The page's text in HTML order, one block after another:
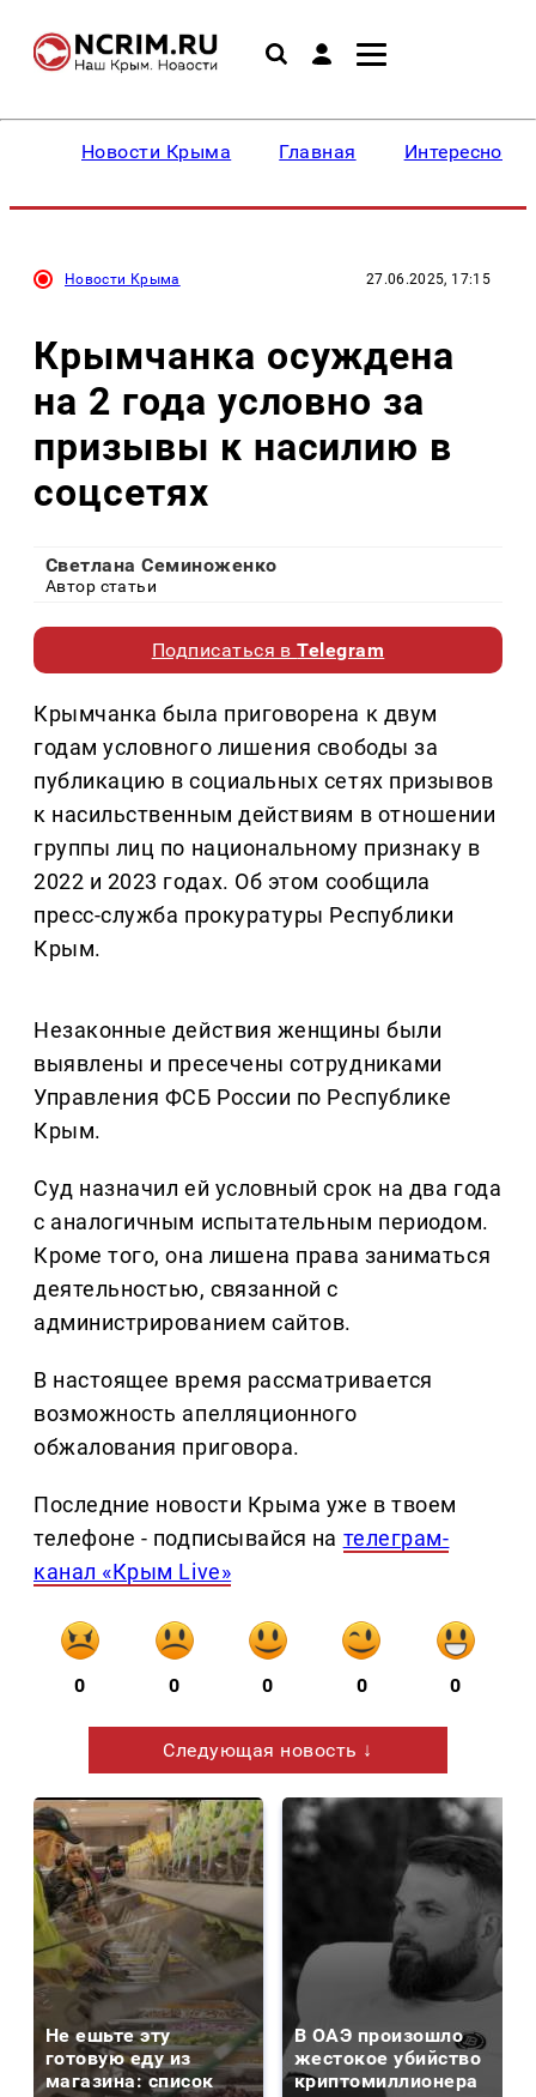
Новости Крыма Главная Интересное
Новости Крыма 27.06.2025, 17:15
Крымчанка осуждена
на 2 года условно за
призывы к насилию в
соцсетях
Светлана Семиноженко
Автор статьи
Подписаться вTelegram
Крымчанка была приговорена к двум
годам условного лишения свободы за
публикацию в социальных сетях призывов
к насильственным действиям в отношении
группы лиц по национальному признаку в
2022 и 2023 годах. Об этом сообщила
пресс-служба прокуратуры Республики
Крым.
Незаконные действия женщины были
выявлены и пресечены сотрудниками
Управления ФСБ России по Республике
Крым.
Суд назначил ей условный срок на два года
с аналогичным испытательным периодом.
Кроме того, она лишена права заниматься
деятельностью, связанной с
администрированием сайтов.
В настоящее время рассматривается
возможность апелляционного
обжалования приговора.
Последние новости Крыма уже в твоем
телефоне - подписывайся на телеграм-
канал «Крым Live»
0 0 0 0 0
Следующая новость ↓
Не ешьте эту
готовую еду из
магазина: список
В ОАЭ произошло
жестокое убийство
криптомиллионера